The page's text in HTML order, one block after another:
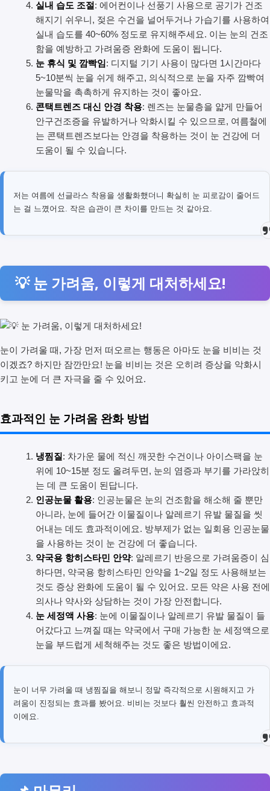
실내 습도 조절: 에어컨이나 선풍기 사용으로 공기가 건조
해지기 쉬우니, 젖은 수건을 널어두거나 가습기를 사용하여
실내 습도를 40~60% 정도로 유지해주세요. 이는 눈의 건조
함을 예방하고 가려움증 완화에 도움이 됩니다.
눈 휴식 및 깜빡임: 디지털 기기 사용이 많다면 1시간마다
5~10분씩 눈을 쉬게 해주고, 의식적으로 눈을 자주 깜빡여
눈물막을 촉촉하게 유지하는 것이 좋아요.
콘택트렌즈 대신 안경 착용: 렌즈는 눈물층을 얇게 만들어
안구건조증을 유발하거나 악화시킬 수 있으므로, 여름철에
는 콘택트렌즈보다는 안경을 착용하는 것이 눈 건강에 더
도움이 될 수 있습니다.
저는 여름에 선글라스 착용을 생활화했더니 확실히 눈 피로감이 줄어드
는 걸 느꼈어요. 작은 습관이 큰 차이를 만드는 것 같아요.
💡 눈 가려움, 이렇게 대처하세요!
눈이 가려울 때, 가장 먼저 떠오르는 행동은 아마도 눈을 비비는 것
이겠죠? 하지만 잠깐만요! 눈을 비비는 것은 오히려 증상을 악화시
키고 눈에 더 큰 자극을 줄 수 있어요.
효과적인 눈 가려움 완화 방법
냉찜질 : 차가운 물에 적신 깨끗한 수건이나 아이스팩을 눈
위에 10~15분 정도 올려두면, 눈의 염증과 부기를 가라앉히
는 데 큰 도움이 된답니다.
인공눈물 활용: 인공눈물은 눈의 건조함을 해소해 줄 뿐만
아니라, 눈에 들어간 이물질이나 알레르기 유발 물질을 씻
어내는 데도 효과적이에요. 방부제가 없는 일회용 인공눈물
을 사용하는 것이 눈 건강에 더 좋습니다.
약국용 항히스타민 안약: 알레르기 반응으로 가려움증이 심
하다면, 약국용 항히스타민 안약을 1~2일 정도 사용해보는
것도 증상 완화에 도움이 될 수 있어요. 모든 약은 사용 전에
의사나 약사와 상담하는 것이 가장 안전합니다.
눈 세정액 사용: 눈에 이물질이나 알레르기 유발 물질이 들
어갔다고 느껴질 때는 약국에서 구매 가능한 눈 세정액으로
눈을 부드럽게 세척해주는 것도 좋은 방법이에요.
눈이 너무 가려울 때 냉찜질을 해보니 정말 즉각적으로 시원해지고 가
려움이 진정되는 효과를 봤어요. 비비는 것보다 훨씬 안전하고 효과적
이에요.